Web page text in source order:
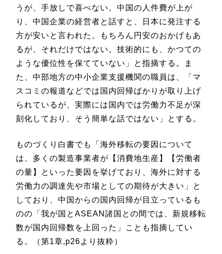
うが、手放しで喜べない。中国の人件費が上が
り、中国企業の経営者と話すと、日本に発注する
方が安いと言われた。もちろん円安のおかげもあ
るが、それだけではない。技術的にも、かつての
ような優位性を保てていない」と指摘する。ま
た、中部地方の中小企業支援機関の職員は、「マ
スコミの報道などでは国内回帰ばかりが取り上げ
られているが、実際には国内では労働力不足が深
刻化しており、そう簡単な話ではない」とする。
ものづくり白書でも「海外移転の要因について
は、多くの製造事業者が【消費地生産】【労働者
の量】といった要因を挙げており、海外に対する
労働力の調達先や市場としての期待が大きい」と
しており、中国からの国内回帰が目立っているも
のの「我が国とASEAN諸国との間では、新規移転
数が国内回帰数を上回った」ことも指摘してい
る。（第1章,p26より抜粋）